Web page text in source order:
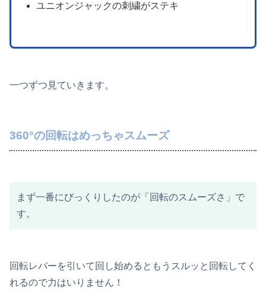
ユニオンジャックの刺繍がステキ
一つずつ見ていきます。
360°の回転はめっちゃスムーズ
まず一番にびっくりしたのが「回転のスムーズさ」で
す。
回転レバーを引いて回し始めるともうスルッと回転してく
れるので力はいりません！